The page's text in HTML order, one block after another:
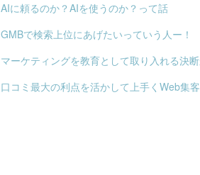
AIに頼るのか？AIを使うのか？って話
GMBで検索上位にあげたいっていう人ー！
マーケティングを教育として取り入れる決
口コミ最大の利点を活かして上手くWeb集